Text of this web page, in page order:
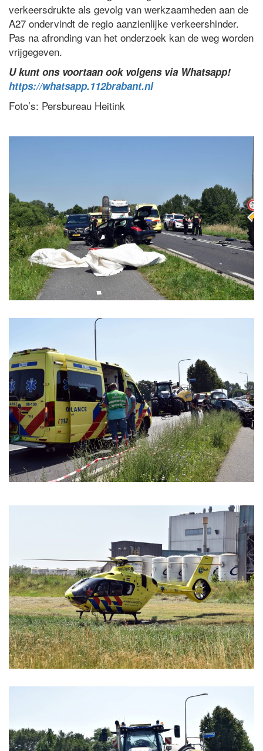
verkeersdrukte als gevolg van werkzaamheden aan de
A27 ondervindt de regio aanzienlijke verkeershinder.
Pas na afronding van het onderzoek kan de weg worden
vrijgegeven.
U kunt ons voortaan ook volgens via Whatsapp!
https://whatsapp.112brabant.nl
Foto’s: Persbureau Heitink